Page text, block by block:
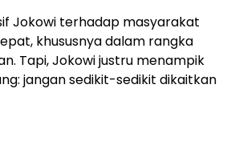
Jokowi terhadap masyarakat
khususnya dalam rangka
Tapi, Jokowi justru menampik
jangan sedikit-sedikit dikaitkan